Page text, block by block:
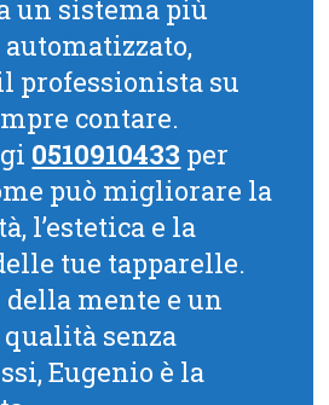
un sistema più
professionista su
contare.
0510910433 per
può migliorare la
l’estetica e la
tue tapparelle.
della mente e un
senza
Eugenio è la